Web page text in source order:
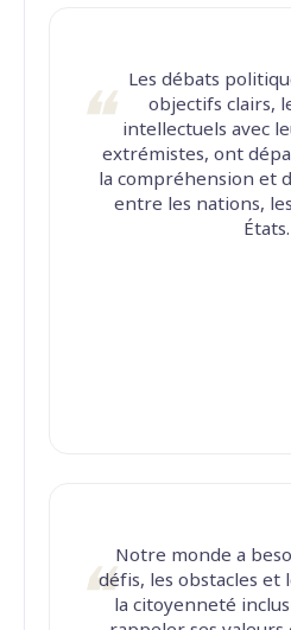
Les débats
objectifs clairs,
intellectuels avec
extrémistes, ont
la compréhension et
entre les nations,
États.
Notre monde a
défis, les obstacles
la citoyenneté